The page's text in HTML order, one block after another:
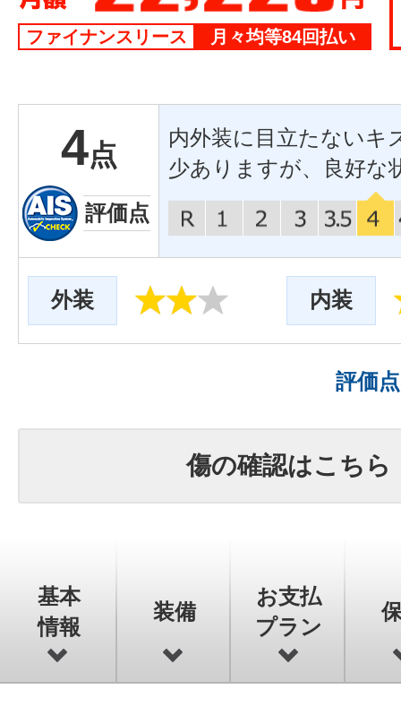
ファイナンスリース 月々均等84回払い
4点
評価点
内外装に目立たないキ
少ありますが、良好な
外装 内装
評価
傷の確認はこちら
基本
情報
装備
お支払
プラン